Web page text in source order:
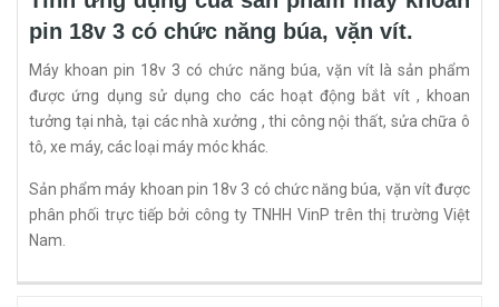
pin 18v 3 có chức năng búa, vặn vít.
Máy khoan pin 18v 3 có chức năng búa, vặn vít là sản phẩm
được ứng dụng sử dụng cho các hoạt động bắt vít , khoan
tưởng tại nhà, tại các nhà xưởng , thi công nội thất, sửa chữa ô
tô, xe máy, các loại máy móc khác.
Sản phẩm máy khoan pin 18v 3 có chức năng búa, vặn vít được
phân phối trực tiếp bởi công ty TNHH VinP trên thị trường Việt
Nam.